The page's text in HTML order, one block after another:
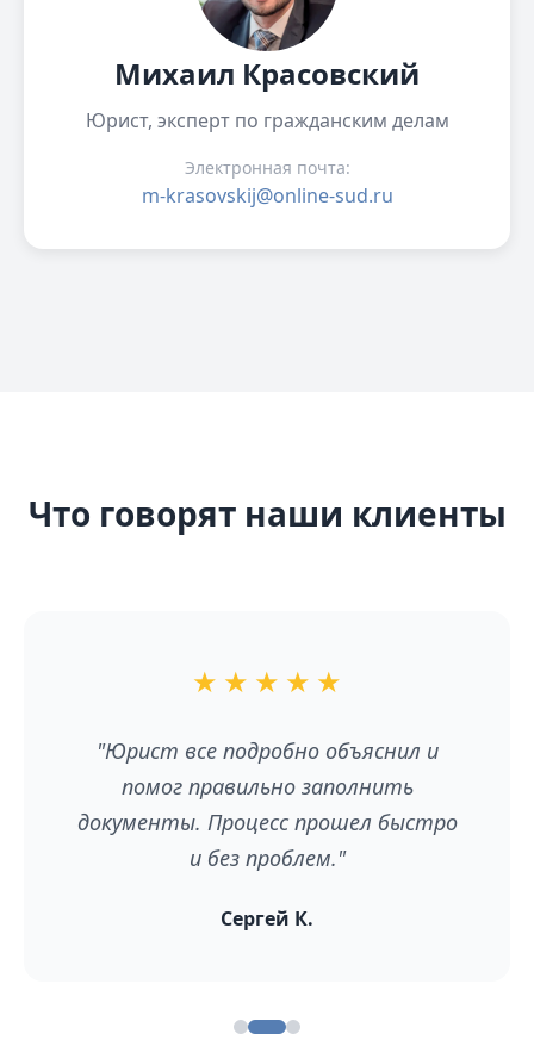
Михаил Красовский
Юрист, эксперт по гражданским делам
Электронная почта:
m-krasovskij@online-sud.ru
Что говорят наши клиенты
★ ★ ★ ★ ★
"Юрист все подробно объяснил и
помог правильно заполнить
документы. Процесс прошел быстро
и без проблем."
Сергей К.